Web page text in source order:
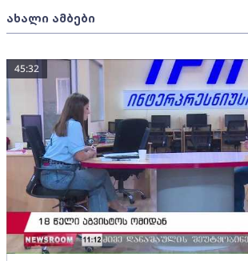
ახალი ამბები
45:32